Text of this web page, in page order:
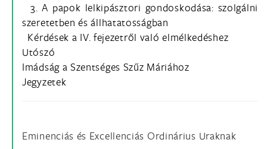
3. A papok lelkipásztori gondoskodása: szolgálni
szeretetben és állhatatosságban
Kérdések a IV. fejezetről való elmélkedéshez
Utószó
Imádság a Szentséges Szűz Máriához
Jegyzetek
Eminenciás és Excellenciás Ordinárius Uraknak